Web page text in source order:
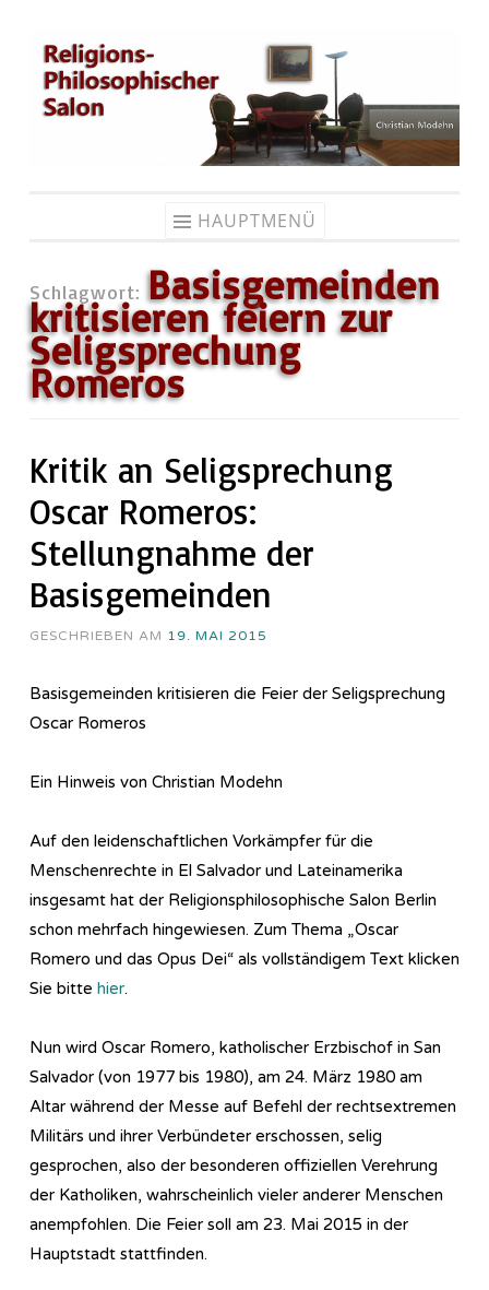
Zum
Inhalt
springen
HAUPTMENÜ
Schlagwort: Basisgemeinden
kritisieren feiern zur
Seligsprechung
Romeros
Kritik an Seligsprechung
Oscar Romeros:
Stellungnahme der
Basisgemeinden
GESCHRIEBEN AM 19. MAI 2015
Basisgemeinden kritisieren die Feier der Seligsprechung
Oscar Romeros
Ein Hinweis von Christian Modehn
Auf den leidenschaftlichen Vorkämpfer für die
Menschenrechte in El Salvador und Lateinamerika
insgesamt hat der Religionsphilosophische Salon Berlin
schon mehrfach hingewiesen. Zum Thema „Oscar
Romero und das Opus Dei“ als vollständigem Text klicken
Sie bitte hier.
Nun wird Oscar Romero, katholischer Erzbischof in San
Salvador (von 1977 bis 1980), am 24. März 1980 am
Altar während der Messe auf Befehl der rechtsextremen
Militärs und ihrer Verbündeter erschossen, selig
gesprochen, also der besonderen offiziellen Verehrung
der Katholiken, wahrscheinlich vieler anderer Menschen
anempfohlen. Die Feier soll am 23. Mai 2015 in der
Hauptstadt stattfinden.